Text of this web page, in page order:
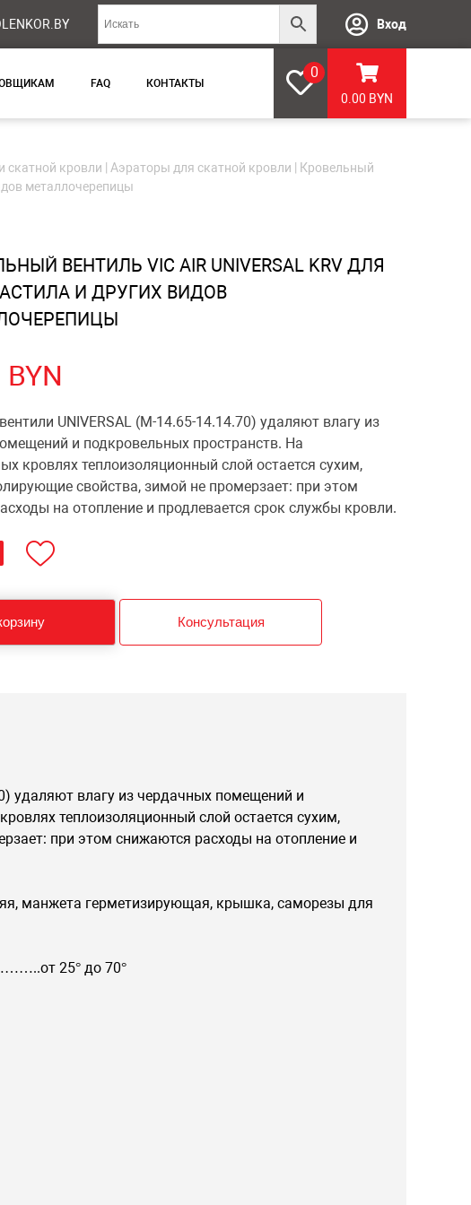
Вход
FAQ КОНТАКТЫ
0
0.00 BYN
скатной кровли Аэраторы для скатной кровли | Кровельный
металлочерепицы
ВЕНТИЛЬ VIC AIR UNIVERSAL KRV ДЛЯ
И ДРУГИХ ВИДОВ
BYN
UNIVERSAL (М-14.65-14.14.70) удаляют влагу из
и подкровельных пространств. На
кровлях теплоизоляционный слой остается сухим,
свойства, зимой не промерзает: при этом
на отопление и продлевается срок службы кровли.
Консультация
удаляют влагу из чердачных помещений и
теплоизоляционный слой остается сухим,
при этом снижаются расходы на отопление и
манжета герметизирующая, крышка, саморезы для
25° до 70°